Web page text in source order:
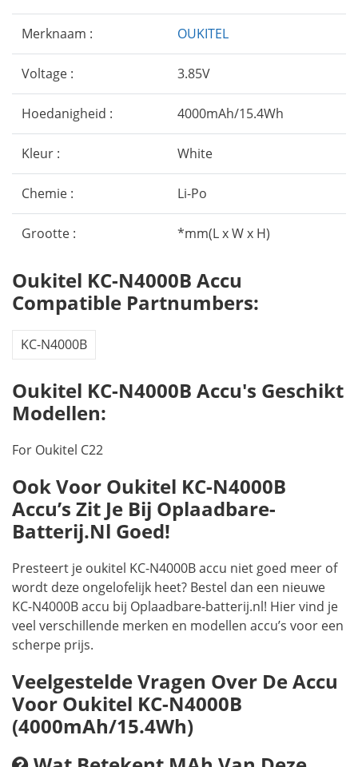
Merknaam : OUKITEL
Voltage : 3.85V
Hoedanigheid : 4000mAh/15.4Wh
Kleur : White
Chemie : Li-Po
Grootte : *mm(L x W x H)
Oukitel KC-N4000B Accu
Compatible Partnumbers:
KC-N4000B
Oukitel KC-N4000B Accu's Geschikt
Modellen:
For Oukitel C22
Ook Voor Oukitel KC-N4000B
Accu’s Zit Je Bij Oplaadbare-
Batterij.nl Goed!
Presteert je oukitel KC-N4000B accu niet goed meer of
wordt deze ongelofelijk heet? Bestel dan een nieuwe
KC-N4000B accu bij Oplaadbare-batterij.nl! Hier vind je
veel verschillende merken en modellen accu’s voor een
scherpe prijs.
Veelgestelde Vragen Over De Accu
Voor Oukitel KC-N4000B
(4000mAh/15.4Wh)